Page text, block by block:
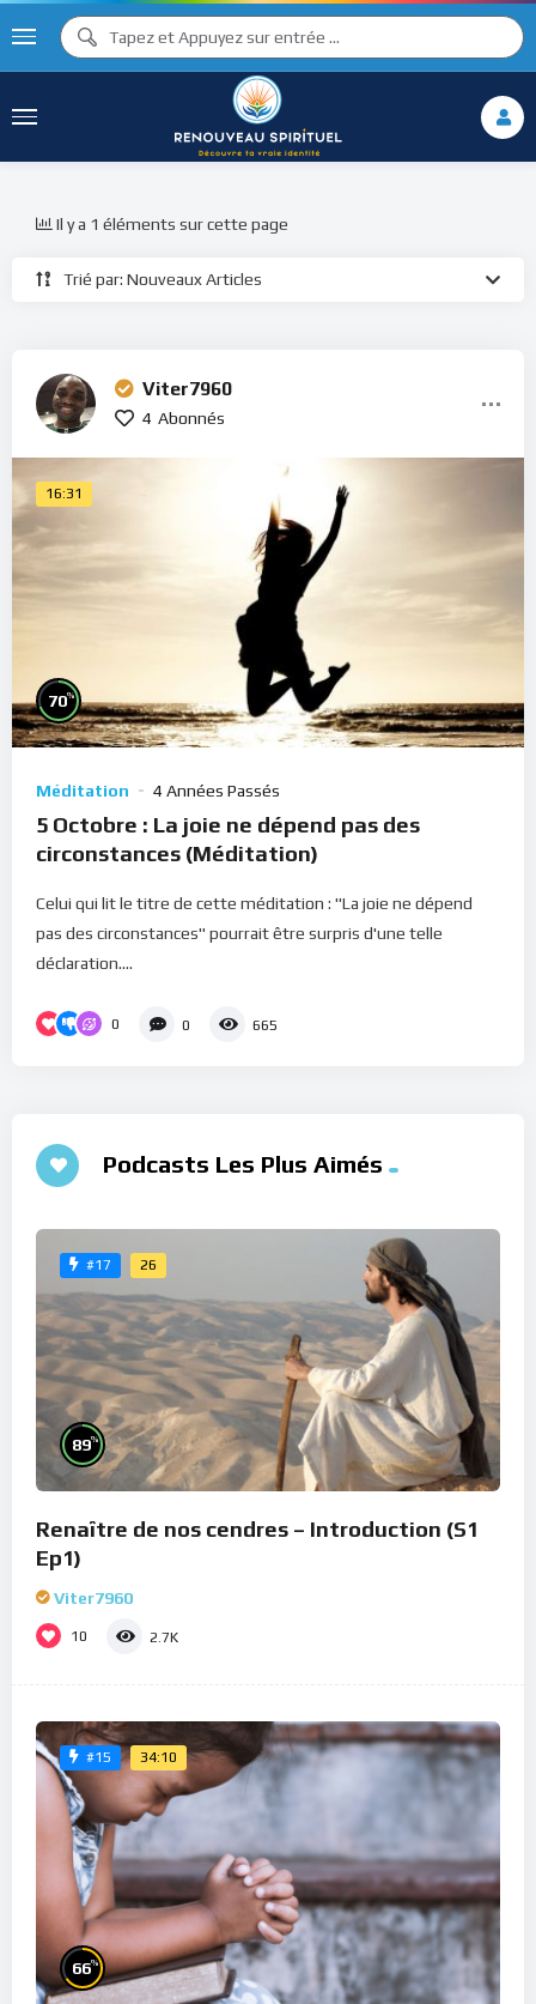
Trié par: Nouveaux Articles
Il y a 1 éléments sur cette page
Viter7960
4 Abonnés
16:31
70%
Méditation 4 Années Passés
5 Octobre : La joie ne dépend pas des
circonstances (Méditation)
Celui qui lit le titre de cette méditation : "La joie ne dépend
pas des circonstances" pourrait être surpris d'une telle
déclaration....
0 0 665
Podcasts Les Plus Aimés
#17 26
89%
Renaître de nos cendres – Introduction (S1
Ep1)
Viter7960
10 2.7K
#15 34:10
66%